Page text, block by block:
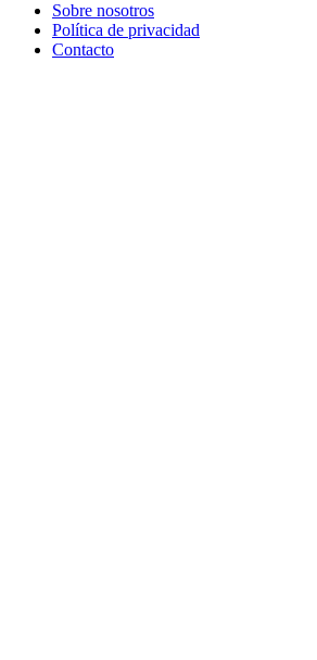
Sobre nosotros
Política de privacidad
Contacto